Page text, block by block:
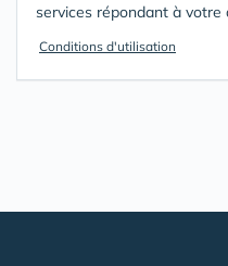
services répondant à votre
Conditions d'utilisation